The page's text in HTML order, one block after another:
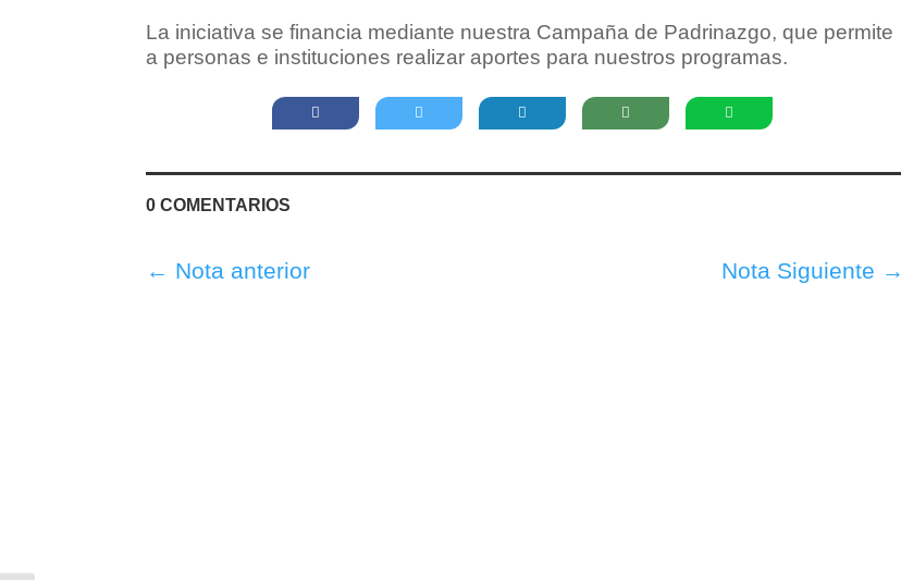
La iniciativa se financia mediante nuestra Campaña de Padrinazgo, que permite
a personas e instituciones realizar aportes para nuestros programas.
0 COMENTARIOS
← Nota anterior Nota Siguiente →